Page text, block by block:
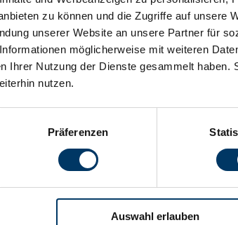
zu können und die Zugriffe auf unsere
unserer Website an unsere Partner für
möglicherweise mit weiteren
Ihrer Nutzung der Dienste gesammelt haben.
nutzen.
Präferenzen
Auswahl erlauben
FACHWISSEN
überspringen
Gehaltsrechner
SCHNELL
überspringen
Kontakt &
Sicherheit &